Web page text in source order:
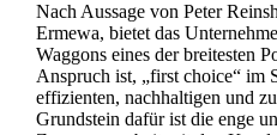
Nach Aussage von Peter
Ermewa, bietet das
Waggons eines der breitesten
Anspruch ist, „first choice“ im
effizienten, nachhaltigen und
Grundstein dafür ist die enge